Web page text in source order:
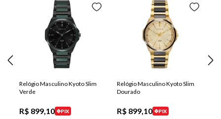
Relógio Masculino Kyoto Slim
Verde
R$ 899,10
PIX
Relógio Masculino Kyoto Slim
Dourado
R$ 899,10
PIX